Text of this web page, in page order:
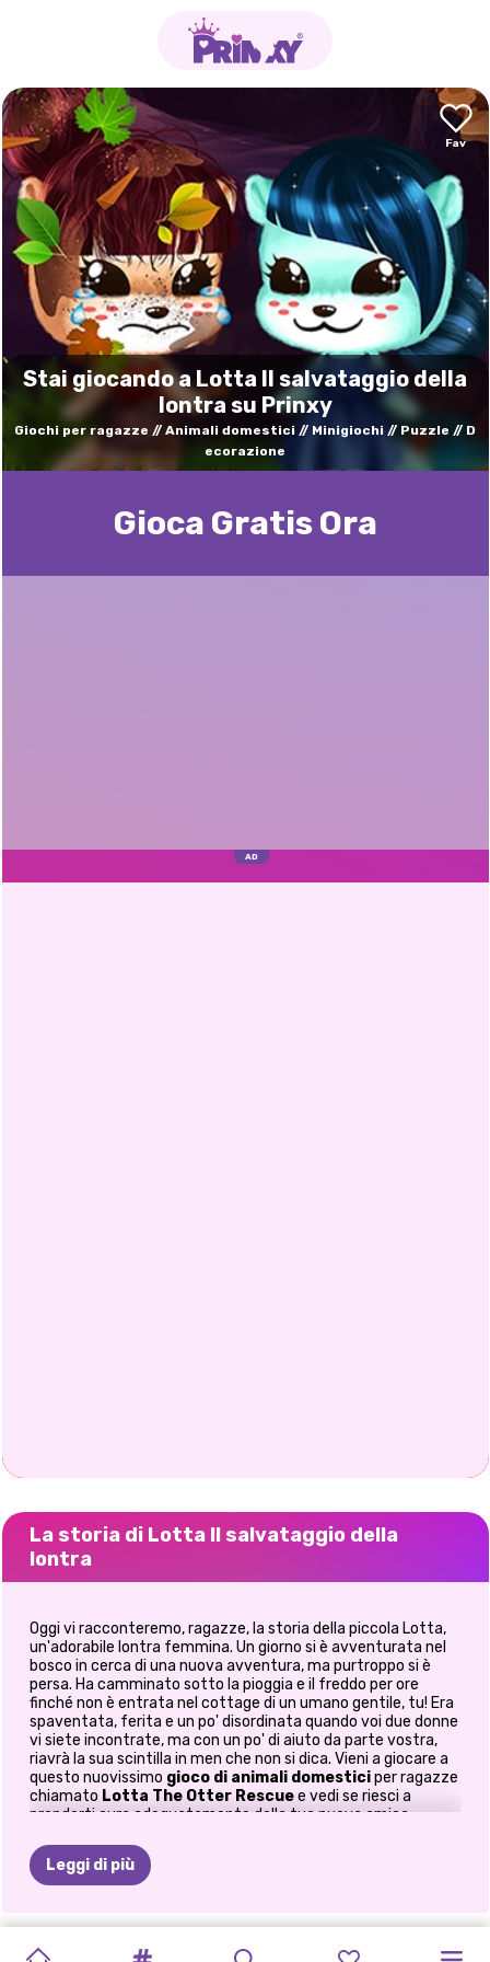
Stai giocando a Lotta Il salvataggio della
lontra su Prinxy
Giochi per ragazze Animali domestici Minigiochi Puzzle
D
ecorazione
Gioca Gratis Ora
La storia di Lotta Il salvataggio della
lontra
Oggi vi racconteremo, ragazze, la storia della piccola Lotta,
un'adorabile lontra femmina. Un giorno si è avventurata nel
bosco in cerca di una nuova avventura, ma purtroppo si è
persa. Ha camminato sotto la pioggia e il freddo per ore
finché non è entrata nel cottage di un umano gentile, tu! Era
spaventata, ferita e un po' disordinata quando voi due donne
vi siete incontrate, ma con un po' di aiuto da parte vostra,
riavrà la sua scintilla in men che non si dica. Vieni a giocare a
questo nuovissimo gioco di animali domesticiper ragazze
chiamato Lotta The Otter Rescuee vedi se riesci a
prenderti cura adeguatamente della tua nuova amica,
Questogioco di salvataggio di animali
presenta cinque attività divertenti che adorerai. Il primo è un
cura delle ferite di Lotta, lavare la sua pelliccia, asciugarla e
Leggi di più
CELEBRAZIONE
VENERDÌ HALLOWEEN
ESCURSIONE RITRATTO OLLIE